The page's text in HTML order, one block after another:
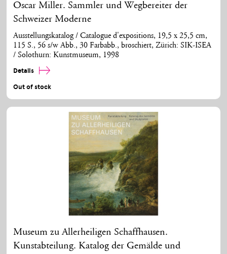
Oscar Miller. Sammler und Wegbereiter der
Schweizer Moderne
Ausstellungskatalog / Catalogue d'expositions, 19,5 x 25,5 cm,
115 S., 56 s/w Abb., 30 Farbabb., broschiert, Zürich: SIK-ISEA
/ Solothurn: Kunstmuseum, 1998
Details
Out of stock
Museum zu Allerheiligen Schaffhausen.
Kunstabteilung. Katalog der Gemälde und